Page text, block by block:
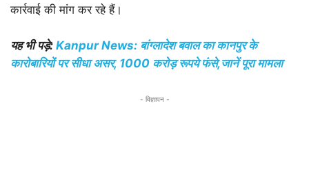
कार्रवाई की मांग कर रहे हैं।
यह भी पड़े: Kanpur News: बांग्लादेश बवाल का कानपुर के
कारोबारियों पर सीधा असर, 1000 करोड़ रूपये फंसे,जानें पूरा मामला
- विज्ञापन -